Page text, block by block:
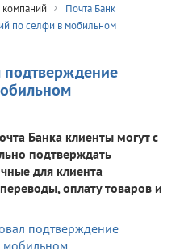
компаний
Почта Банк
по селфи в мобильном
подтверждение
Банка клиенты могут с
подтверждать
для клиента
оплату товаров и